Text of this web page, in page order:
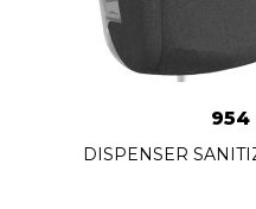
954
DISPENSER